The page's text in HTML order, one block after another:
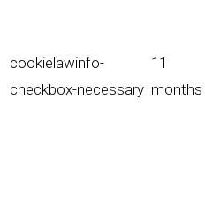
cookielawinfo-
checkbox-necessary
11
months